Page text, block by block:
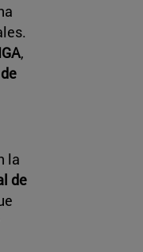
,
la
de